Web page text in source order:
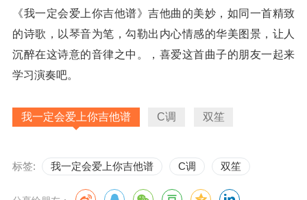
《我一定会爱上你吉他谱》吉他曲的美妙，如同一首精致
的诗歌，以琴音为笔，勾勒出内心情感的华美图景，让人
沉醉在这诗意的音律之中。，喜爱这首曲子的朋友一起来
学习演奏吧。
我一定会爱上你吉他谱 C调 双笙
标签: 我一定会爱上你吉他谱 C调 双笙